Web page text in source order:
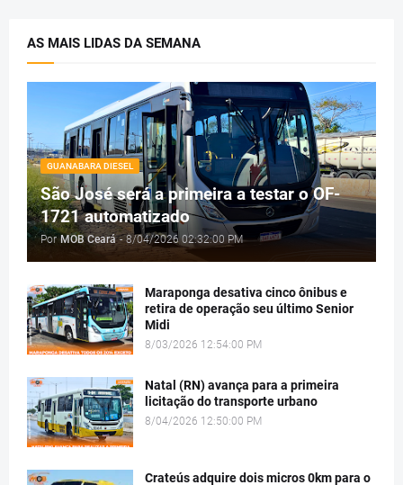
AS MAIS LIDAS DA SEMANA
GUANABARA DIESEL
São José será a primeira a testar o OF-
1721 automatizado
Por MOB Ceará - 8/04/2026 02:32:00 PM
Maraponga desativa cinco ônibus e
retira de operação seu último Senior
Midi
8/03/2026 12:54:00 PM
Natal (RN) avança para a primeira
licitação do transporte urbano
8/04/2026 12:50:00 PM
Crateús adquire dois micros 0km para o